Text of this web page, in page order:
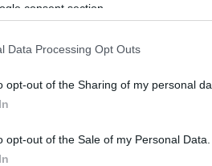
consent section.
Data Processing Opt Outs
opt-out of the Sharing of my personal
opt-out of the Sale of my Personal Data.
is a különböző szerepek
pofáraesés lesz a vége. Egy
a törődő anyaszerepbe
középkorú nő öregedéstől való
a huszonéves korától
sikereit. A fiatal
B kategóriás színésznő
stúdiónak.